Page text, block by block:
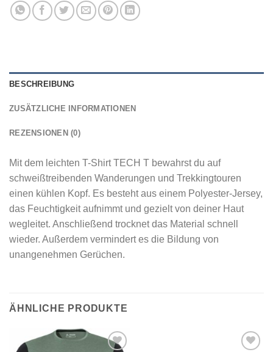
BESCHREIBUNG
ZUSÄTZLICHE INFORMATIONEN
REZENSIONEN (0)
Mit dem leichten T-Shirt TECH T bewahrst du auf
schweißtreibenden Wanderungen und Trekkingtouren
einen kühlen Kopf. Es besteht aus einem Polyester-Jersey,
das Feuchtigkeit aufnimmt und gezielt von deiner Haut
wegleitet. Anschließend trocknet das Material schnell
wieder. Außerdem vermindert es die Bildung von
unangenehmen Gerüchen.
ÄHNLICHE PRODUKTE